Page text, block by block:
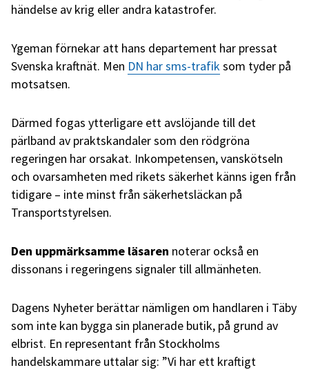
händelse av krig eller andra katastrofer.
Ygeman förnekar att hans departement har pressat
Svenska kraftnät. Men DN har sms-trafiksom tyder på
motsatsen.
Därmed fogas ytterligare ett avslöjande till det
pärlband av praktskandaler som den rödgröna
regeringen har orsakat. Inkompetensen, vanskötseln
och ovarsamheten med rikets säkerhet känns igen från
tidigare – inte minst från säkerhetsläckan på
Transportstyrelsen.
Den uppmärksamme läsaren noterar också en
dissonans i regeringens signaler till allmänheten.
Dagens Nyheter berättar nämligen om handlaren i Täby
som inte kan bygga sin planerade butik, på grund av
elbrist. En representant från Stockholms
handelskammare uttalar sig: ”Vi har ett kraftigt